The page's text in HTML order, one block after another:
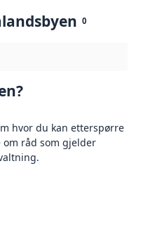
0
hvor du kan etterspørre
råd som gjelder